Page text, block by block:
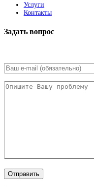
Услуги
Контакты
Задать вопрос